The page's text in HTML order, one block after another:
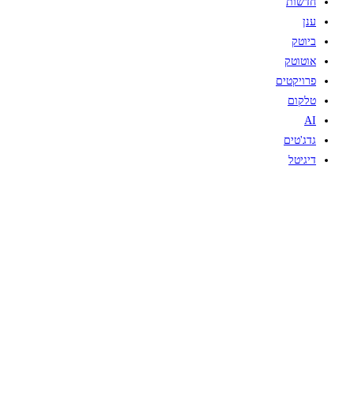
ענן
ביוטק
אוטוטק
פרויקטים
טלקום
AI
גדג'טים
דיגיטל